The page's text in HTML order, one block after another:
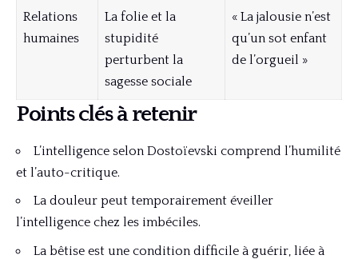
Relations
humaines
La folie et la
stupidité
perturbent la
sagesse sociale
« La jalousie n’est
qu’un sot enfant
de l’orgueil »
Points clés à retenir
L’intelligence selon Dostoïevski comprend l’humilité
et l’auto-critique.
La douleur peut temporairement éveiller
l’intelligence chez les imbéciles.
La bêtise est une condition difficile à guérir, liée à